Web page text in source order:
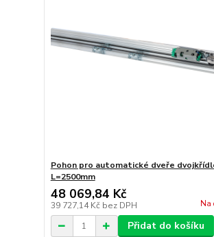
Pohon pro automatické dveře
L=2500mm
48 069,84 Kč
39 727,14 Kč bez DPH Na
Přidat do košíku